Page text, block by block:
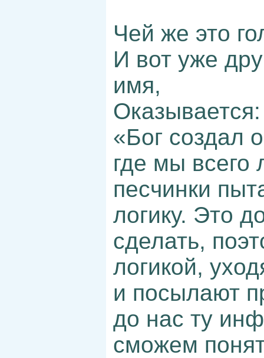
Чей же это
И вот уже
имя,
Оказывается:
«Бог создал
где мы всего
песчинки
логику. Это
сделать,
логикой,
и посылают
до нас ту
сможем